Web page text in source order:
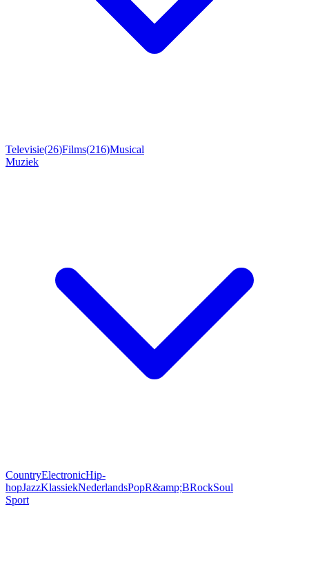
Televisie(26)Films(216)Musical
Muziek
CountryElectronicHip-
hopJazzKlassiekNederlandsPopR&amp;BRockSoul
Sport